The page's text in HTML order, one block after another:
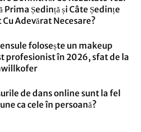
Prima Ședință și Câte Ședințe
Cu Adevărat Necesare?
folosește un makeup
profesionist în 2026, sfat de la
de dans online sunt la fel
ca cele în persoană?